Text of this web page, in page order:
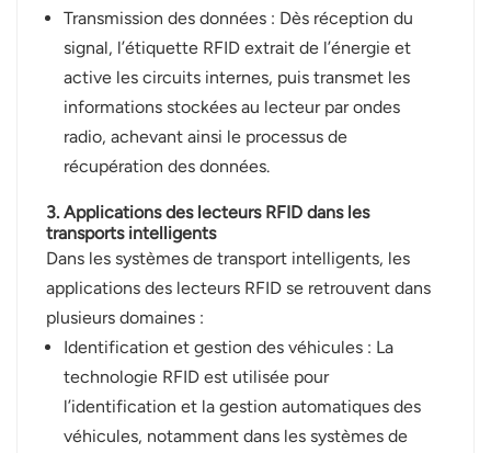
Transmission des données : Dès réception du
signal, l’étiquette RFID extrait de l’énergie et
active les circuits internes, puis transmet les
informations stockées au lecteur par ondes
radio, achevant ainsi le processus de
récupération des données.
3. Applications des lecteurs RFID dans les
transports intelligents
Dans les systèmes de transport intelligents, les
applications des lecteurs RFID se retrouvent dans
plusieurs domaines :
Identification et gestion des véhicules : La
technologie RFID est utilisée pour
l’identification et la gestion automatiques des
véhicules, notamment dans les systèmes de